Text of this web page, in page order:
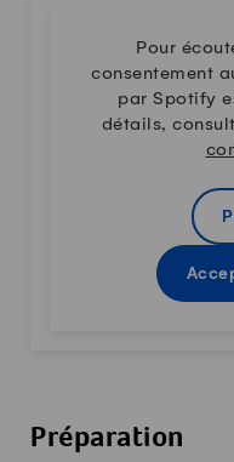
Pour
consentement
par Spotify
détails,
Préparation